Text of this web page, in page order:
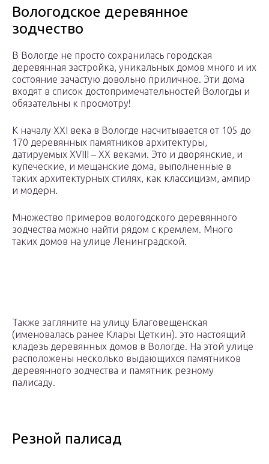
Вологодское деревянное
зодчество
В Вологде не просто сохранилась городская
деревянная застройка, уникальных домов много и их
состояние зачастую довольно приличное. Эти дома
входят в список достопримечательностей Вологды и
обязательны к просмотру!
К началу XXI века в Вологде насчитывается от 105 до
170 деревянных памятников архитектуры,
датируемых XVIII – XX веками. Это и дворянские, и
купеческие, и мещанские дома, выполненные в
таких архитектурных стилях, как классицизм, ампир
и модерн.
Множество примеров вологодского деревянного
зодчества можно найти рядом с кремлем. Много
таких домов на улице Ленинградской.
Также загляните на улицу Благовещенская
(именовалась ранее Клары Цеткин). это настоящий
кладезь деревянных домов в Вологде. На этой улице
расположены несколько выдающихся памятников
деревянного зодчества и памятник резному
палисаду.
Резной палисад